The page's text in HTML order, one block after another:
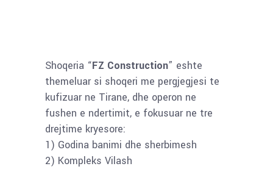
Shoqeria “FZ Construction” eshte
themeluar si shoqeri me pergjegjesi te
kufizuar ne Tirane, dhe operon ne
fushen e ndertimit, e fokusuar ne tre
drejtime kryesore:
1) Godina banimi dhe sherbimesh
2) Kompleks Vilash